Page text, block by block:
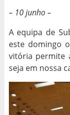
– 10 junho –
A equipa de
este domingo
vitória permite
seja em nossa